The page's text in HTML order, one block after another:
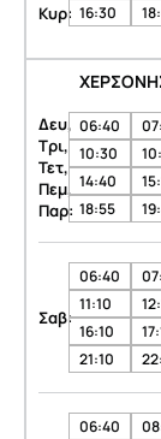
Κυρ: 16:30
Δευ,
Τρι,
Τετ,
Πεμ,
Παρ:
06:40
10:30
14:40
18:55
Σαβ:
06:40
11:10
16:10
21:10
06:40